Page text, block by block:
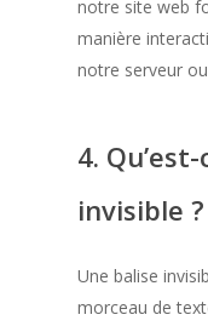
notre site web
manière
notre serveur
4.
invisible ?
Une balise
morceau de